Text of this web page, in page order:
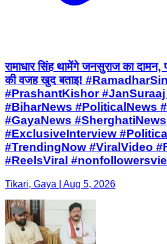
रामाधार सिंह थामेंगे जनसुराज का दामन,
की वजह खुद बताइ!
#PrashantKishor
#BiharNews #PoliticalNews
#GayaNews #SherghatiNews
#ExclusiveInterview
#TrendingNow #ViralVideo
#ReelsViral
Tikari, Gaya | Aug 5, 2026